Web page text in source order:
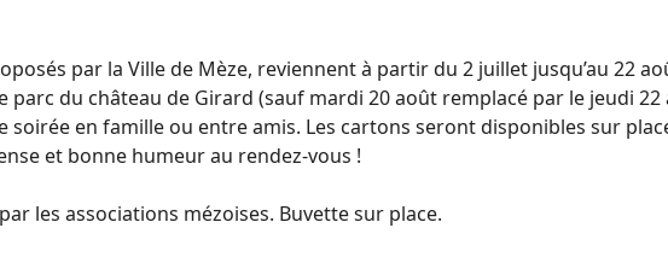
par la Ville de Mèze, reviennent à partir du 2 juillet jusqu’au 22
parc du château de Girard (sauf mardi 20 août remplacé par le jeudi 22
soirée en famille ou entre amis. Les cartons seront disponibles sur
et bonne humeur au rendez-vous !
les associations mézoises. Buvette sur place.